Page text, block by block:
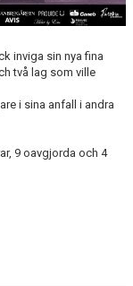
inviga sin nya fina
två lag som ville
i sina anfall i andra
9 oavgjorda och 4